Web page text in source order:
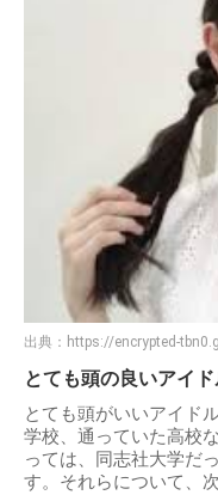
出典： https://encrypted-
とても頭の良いアイド
とても頭がいいアイド
学校、通っていた高校
っては、同志社大学だ
す。それらについて、